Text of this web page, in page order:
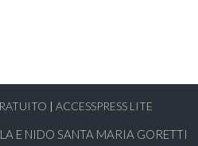
ACCESSPRESS LITE
E NIDO SANTA MARIA GORETTI